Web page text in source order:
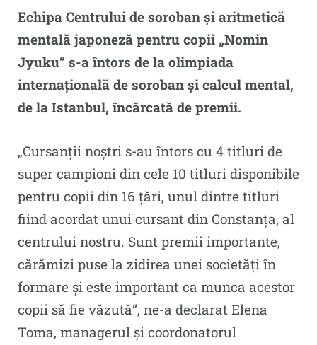
Echipa Centrului de soroban și aritmetică
mentală japoneză pentru copii „Nomin
Jyuku” s-a întors de la olimpiada
internațională de soroban și calcul mental,
de la Istanbul, încărcată de premii.
„Cursanții noștri s-au întors cu 4 titluri de
super campioni din cele 10 titluri disponibile
pentru copii din 16 țări, unul dintre titluri
fiind acordat unui cursant din Constanța, al
centrului nostru. Sunt premii importante,
cărămizi puse la zidirea unei societăți în
formare și este important ca munca acestor
copii să fie văzută”, ne-a declarat Elena
Toma, managerul și coordonatorul